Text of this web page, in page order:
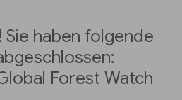
Sie haben folgende
Forest Watch